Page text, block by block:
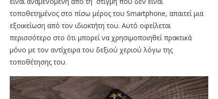
τοποθετημένος στο πίσω μέρος του Smartphone, απαιτεί μια
εξοικείωση από τον ιδιοκτήτη του. Αυτό οφείλεται
περισσότερο στο ότι μπορεί να χρησιμοποιηθεί πρακτικά
μόνο με τον αντίχειρα του δεξιού χεριού λόγω της
τοποθέτησης του.